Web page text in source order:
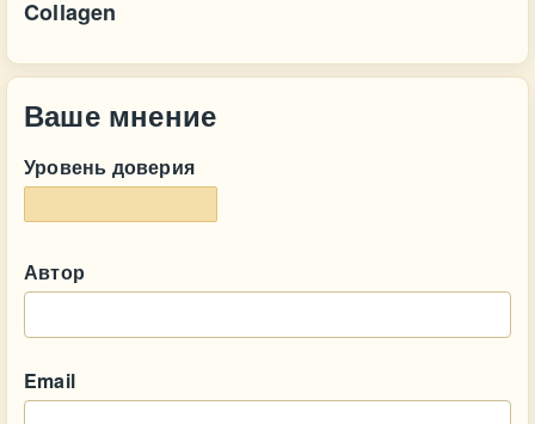
Collagen
Ваше мнение
Уровень доверия
Автор
Email